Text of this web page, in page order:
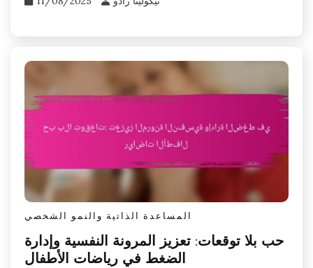
المساعدة الذاتية والنمو الشخصي
حب بلا توقعات: تعزيز المرونة النفسية وإدارة
الضغط في رياضات الأطفال